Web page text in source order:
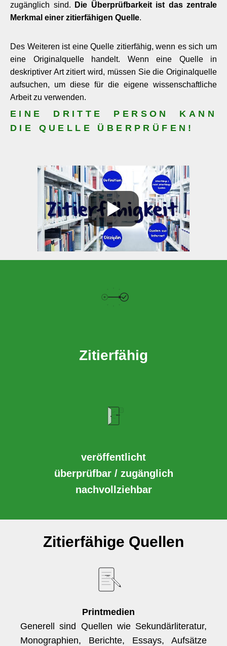
zugänglich sind.
Die Überprüfbarkeit ist das zentrale
Merkmal einer zitierfähigen Quelle.
Des Weiteren ist eine Quelle zitierfähig, wenn es sich um
eine Originalquelle handelt. Wenn eine Quelle in
deskriptiver Art zitiert wird, müssen Sie die Originalquelle
aufsuchen, um diese für die eigene wissenschaftliche
Arbeit zu verwenden.
EINE DRITTE PERSON KANN
DIE QUELLE ÜBERPRÜFEN!
Zitierfähig
veröffentlicht
überprüfbar / zugänglich
nachvollziehbar
Zitierfähige Quellen
Printmedien
Generell sind Quellen wie Sekundärliteratur,
Monographien, Berichte, Essays, Aufsätze